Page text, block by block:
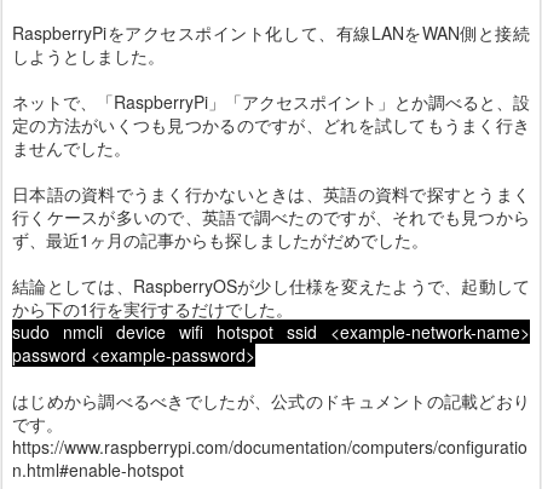
RaspberryPiをアクセスポイント化して、有線LANをWAN側と接続
しようとしました。
ネットで、「RaspberryPi」「アクセスポイント」とか調べると、設
定の方法がいくつも見つかるのですが、どれを試してもうまく行き
ませんでした。
日本語の資料でうまく行かないときは、英語の資料で探すとうまく
行くケースが多いので、英語で調べたのですが、それでも見つから
ず、最近1ヶ月の記事からも探しましたがだめでした。
結論としては、RaspberryOSが少し仕様を変えたようで、起動して
から下の1行を実行するだけでした。
sudo nmcli device wifi hotspot ssid <example-network-name>
password <example-password>
はじめから調べるべきでしたが、公式のドキュメントの記載どおり
です。
https://www.raspberrypi.com/documentation/computers/configuratio
n.html#enable-hotspot